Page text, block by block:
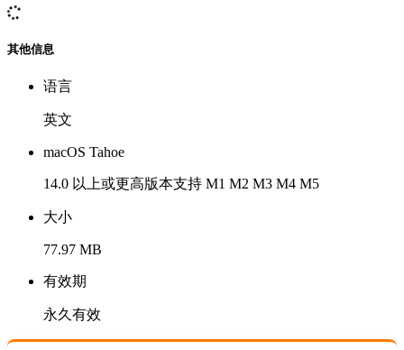
其他信息
语言
英文
macOS Tahoe
14.0 以上或更高版本支持 M1 M2 M3 M4 M5
大小
77.97 MB
有效期
永久有效